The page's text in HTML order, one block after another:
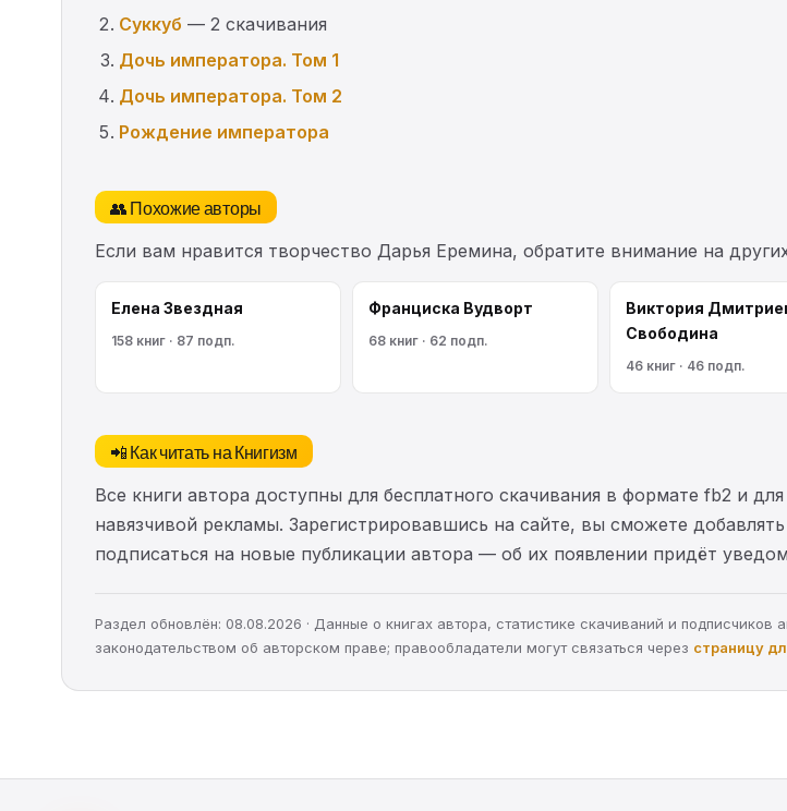
Суккуб — 2 скачивания
Дочь императора. Том 1
Дочь императора. Том 2
Рождение императора
👥 Похожие авторы
Если вам нравится творчество Дарья Еремина, обратите внимание на
Елена Звездная
158 книг · 87 подп.
Франциска Вудворт
68 книг · 62 подп.
Виктория
Свободина
46 книг · 46 подп.
📲 Как читать на Книгизм
Все книги автора доступны для бесплатного скачивания в формате fb2 и
навязчивой рекламы. Зарегистрировавшись на сайте, вы сможете
подписаться на новые публикации автора — об их появлении придёт
Раздел обновлён: 08.08.2026 · Данные о книгах автора, статистике скачиваний и
законодательством об авторском праве; правообладатели могут связаться через страницу